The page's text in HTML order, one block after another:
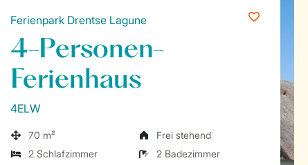
Ferienpark Drentse Lagune
4-Personen-
Ferienhaus
4ELW
70 m²
Frei stehend
2 Schlafzimmer
2 Badezimmer